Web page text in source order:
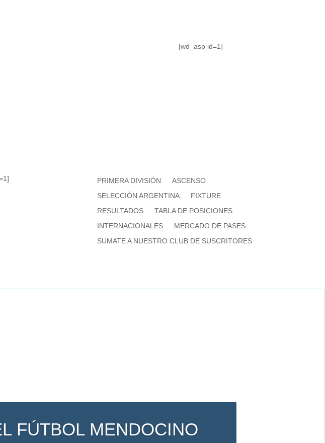
[wd_asp id=1]
PRIMERA DIVISIÓN
ASCENSO
SELECCIÓN ARGENTINA
FIXTURE
RESULTADOS
TABLA DE POSICIONES
INTERNACIONALES
MERCADO DE PASES
SUMATE A NUESTRO CLUB DE SUSCRITORES
FÚTBOL MENDOCINO